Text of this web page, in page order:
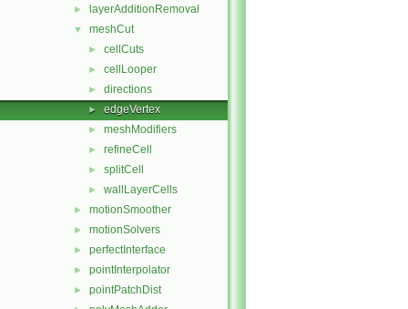
► layerAdditionRemoval
▼ meshCut
► cellCuts
► cellLooper
► directions
► edgeVertex
► meshModifiers
► refineCell
► splitCell
► wallLayerCells
► motionSmoother
► motionSolvers
► perfectInterface
► pointInterpolator
► pointPatchDist